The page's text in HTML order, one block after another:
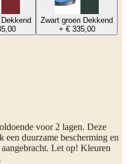
Zwart groen Dekkend
+ € 335,00
voor 2 lagen. Deze
een duurzame bescherming en
Let op! Kleuren